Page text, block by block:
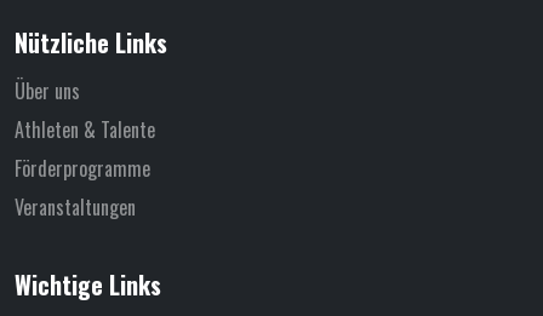
Nützliche Links
Über uns
Athleten & Talente
Förderprogramme
Veranstaltungen
Wichtige Links